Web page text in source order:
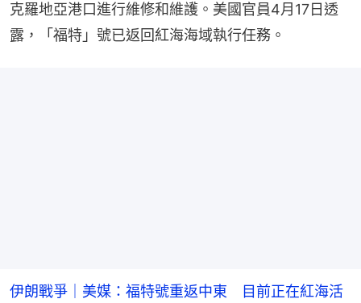
克羅地亞港口進行維修和維護。美國官員4月17日透
露，「福特」號已返回紅海海域執行任務。
伊朗戰爭｜美媒：福特號重返中東 目前正在紅海活